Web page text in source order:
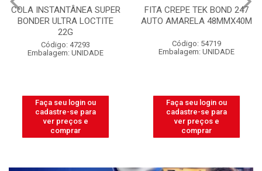
COLA INSTANTÂNEA SUPER
BONDER ULTRA LOCTITE
22G
Código: 47293
Embalagem: UNIDADE
Faça seu login ou
cadastre-se para
ver preços e
comprar
FITA CREPE TEK BOND 247
AUTO AMARELA 48MMX40M
Código: 54719
Embalagem: UNIDADE
Faça seu login ou
cadastre-se para
ver preços e
comprar